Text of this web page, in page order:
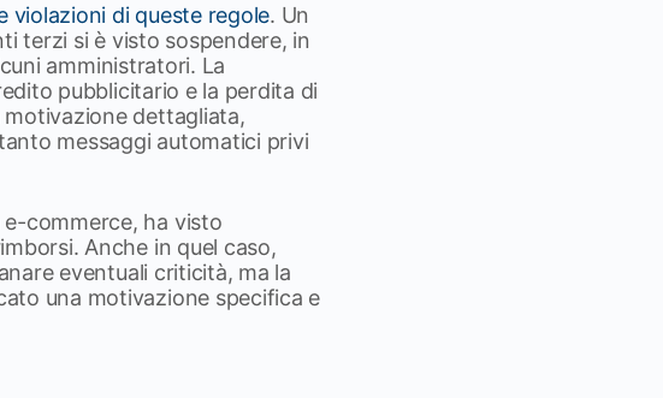
violazioni di queste regole. Un
terzi si è visto sospendere, in
amministratori. La
pubblicitario e la perdita di
dettagliata,
messaggi automatici privi
commerce, ha visto
Anche in quel caso,
eventuali criticità, ma la
una motivazione specifica e